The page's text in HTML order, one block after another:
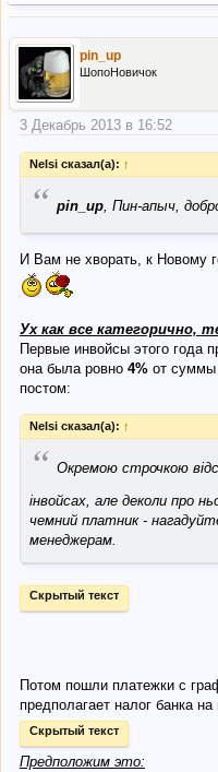
pin_up
ШопоНовичок
3 Декабрь 2013 в 16:52
Nelsi сказал(а): ↑
“ pin_up , Пин-апыч,
И Вам не хворать, к Новому
Ух как все категорично,
Первые инвойсы этого года
она была ровно 4% от суммы
постом:
Nelsi сказал(а): ↑
“ Окремою строчкою
інвойсах, але деколи про
чемний платник -
менеджерам.
Скрытый текст
Потом пошли платежки с
предполагает налог банка
Скрытый текст
Предположим это: